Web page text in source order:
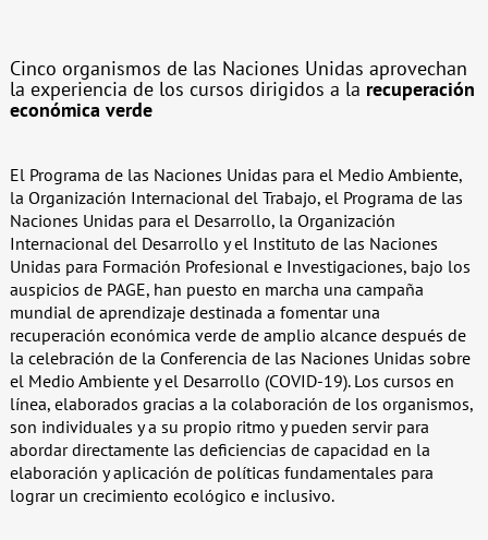
Cinco organismos de las Naciones Unidas aprovechan
la experiencia de los cursos dirigidos a la recuperación
económica verde
El Programa de las Naciones Unidas para el Medio Ambiente,
la Organización Internacional del Trabajo, el Programa de las
Naciones Unidas para el Desarrollo, la Organización
Internacional del Desarrollo y el Instituto de las Naciones
Unidas para Formación Profesional e Investigaciones, bajo los
auspicios de PAGE, han puesto en marcha una campaña
mundial de aprendizaje destinada a fomentar una
recuperación económica verde de amplio alcance después de
la celebración de la Conferencia de las Naciones Unidas sobre
el Medio Ambiente y el Desarrollo (COVID-19). Los cursos en
línea, elaborados gracias a la colaboración de los organismos,
son individuales y a su propio ritmo y pueden servir para
abordar directamente las deficiencias de capacidad en la
elaboración y aplicación de políticas fundamentales para
lograr un crecimiento ecológico e inclusivo.